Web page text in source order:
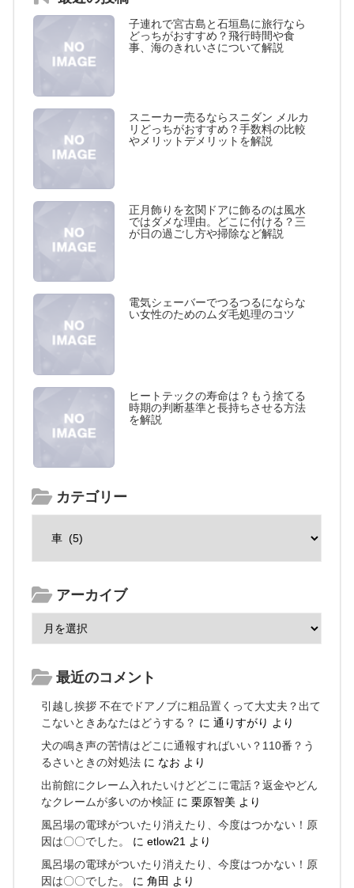
子連れで宮古島と石垣島に旅行なら
どっちがおすすめ？飛行時間や食
事、海のきれいさについて解説
スニーカー売るならスニダン メルカ
リどっちがおすすめ？手数料の比較
やメリットデメリットを解説
正月飾りを玄関ドアに飾るのは風水
ではダメな理由。どこに付ける？三
が日の過ごし方や掃除など解説
電気シェーバーでつるつるにならな
い女性のためのムダ毛処理のコツ
ヒートテックの寿命は？もう捨てる
時期の判断基準と長持ちさせる方法
を解説
カテゴリー
アーカイブ
最近のコメント
引越し挨拶 不在でドアノブに粗品置くって大丈夫？出て
こないときあなたはどうする？ に通りすがり より
犬の鳴き声の苦情はどこに通報すればいい？110番？う
るさいときの対処法 に なお より
出前館にクレーム入れたいけどどこに電話？返金やどん
なクレームが多いのか検証 に栗原智美 より
風呂場の電球がついたり消えたり、今度はつかない！原
因は〇〇でした。
にetlow21 より
風呂場の電球がついたり消えたり、今度はつかない！原
因は〇〇でした。
に角田 より